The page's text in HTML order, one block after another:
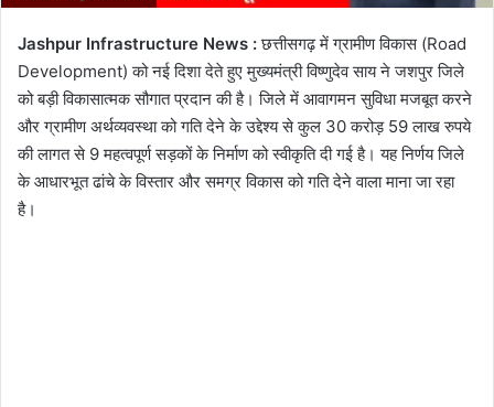
Jashpur Infrastructure News :छत्तीसगढ़ में ग्रामीण विकास (Road
Development) को नई दिशा देते हुए मुख्यमंत्री विष्णुदेव साय ने जशपुर जिले
को बड़ी विकासात्मक सौगात प्रदान की है। जिले में आवागमन सुविधा मजबूत करने
और ग्रामीण अर्थव्यवस्था को गति देने के उद्देश्य से कुल 30 करोड़ 59 लाख रुपये
की लागत से 9 महत्वपूर्ण सड़कों के निर्माण को स्वीकृति दी गई है। यह निर्णय जिले
के आधारभूत ढांचे के विस्तार और समग्र विकास को गति देने वाला माना जा रहा
है।